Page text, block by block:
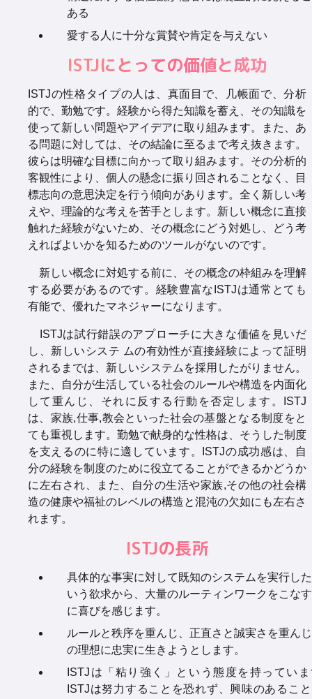
ある
愛する人に十分な賞賛や肯定を与えない
ISTJにとっての価値と成功
ISTJの性格タイプの人は、真面目で、几帳面で、分析
的で、勤勉です。経験から得た知識を蓄え、その知識を
使って新しい問題やアイデアに取り組みます。また、あ
る問題に対しては、その結論に至るまで考え抜きます。
彼らは明確な目標に向かって取り組みます。その分析的
客観性により、個人の懸念に振り回されることなく、目
標志向の意思決定を行う傾向があります。全く新しい考
えや、理論的な考えを苦手とします。新しい概念に直接
触れた経験がないため、その概念にどう対処し、どう考
えればよいかを知るためのツールがないのです。
新しい概念に対処する前に、その概念の枠組みを理解
する必要があるのです。経験豊富なISTJは通常とても
有能で、優れたマネジャーになります。
ISTJは試行錯誤のアプローチに大きな価値を見いだ
し、新しいシステ ムの有効性が直接経験によって証明
されるまでは、新しいシステムを採用したがりません。
また、自分が生活している社会のルールや構造を内面化
して重んじ、それに反する行動を否定します。ISTJ
は、家族,仕事,教会といった社会の基盤となる制度をと
ても重視します。勤勉で献身的な性格は、そうした制度
を支えるのに特に適しています。ISTJの成功感は、自
分の経験を制度のために役立てることができるかどうか
に左右され、また、自分の生活や家族,その他の社会構
造の健康や福祉のレベルの構造と混沌の欠如にも左右さ
れます。
ISTJの長所
具体的な事実に対して既知のシステムを実行し
いう欲求から、大量のルーティンワークをこな
に喜びを感じます。
ルールと秩序を重んじ、正直さと誠実さを重ん
の理想に忠実に生きようとします。
ISTJは「粘り強く」という態度を持ってい
ISTJは努力することを恐れず、興味のあるこ